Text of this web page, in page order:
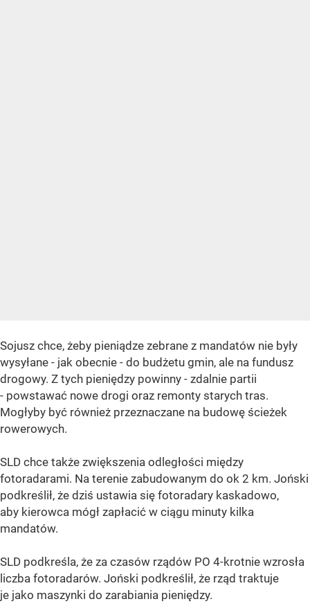
Sojusz chce, żeby pieniądze zebrane z mandatów nie były
wysyłane - jak obecnie - do budżetu gmin, ale na fundusz
drogowy. Z tych pieniędzy powinny - zdalnie partii
- powstawać nowe drogi oraz remonty starych tras.
Mogłyby być również przeznaczane na budowę ścieżek
rowerowych.
SLD chce także zwiększenia odległości między
fotoradarami. Na terenie zabudowanym do ok 2 km. Joński
podkreślił, że dziś ustawia się fotoradary kaskadowo,
aby kierowca mógł zapłacić w ciągu minuty kilka
mandatów.
SLD podkreśla, że za czasów rządów PO 4-krotnie wzrosła
liczba fotoradarów. Joński podkreślił, że rząd traktuje
je jako maszynki do zarabiania pieniędzy.